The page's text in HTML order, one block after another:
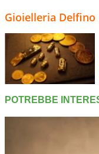
Gioielleria Delfino